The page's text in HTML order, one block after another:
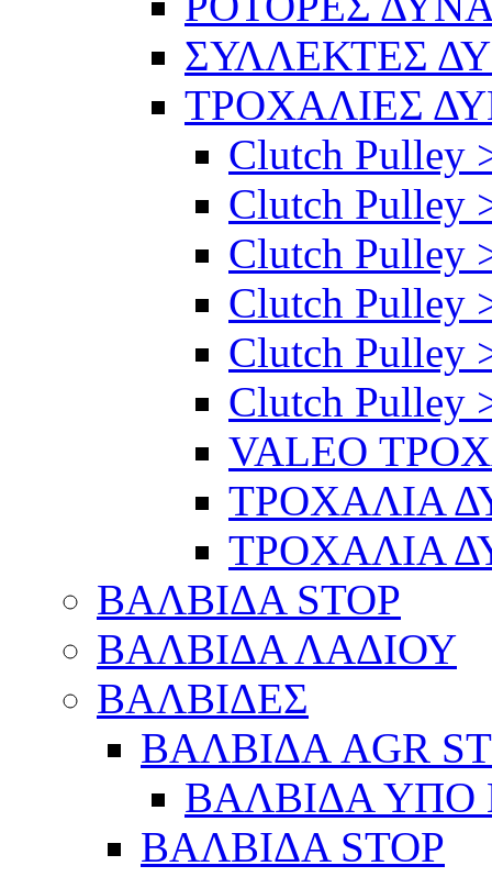
ΣΥΛΛΕΚΤΕΣ
ΤΡΟΧΑΛΙΕΣ
Clutch Pulley
Clutch Pulley
Clutch Pulley
Clutch Pulley
Clutch Pulley
Clutch Pulley
VALEO
ΤΡΟΧΑΛΙΑ
ΤΡΟΧΑΛΙΑ
ΒΑΛΒΙΔΑ STOP
ΒΑΛΒΙΔΑ ΛΑΔΙΟΥ
ΒΑΛΒΙΔΕΣ
ΒΑΛΒΙΔΑ AGR
ΒΑΛΒΙΔΑ ΥΠΟ
ΒΑΛΒΙΔΑ STOP